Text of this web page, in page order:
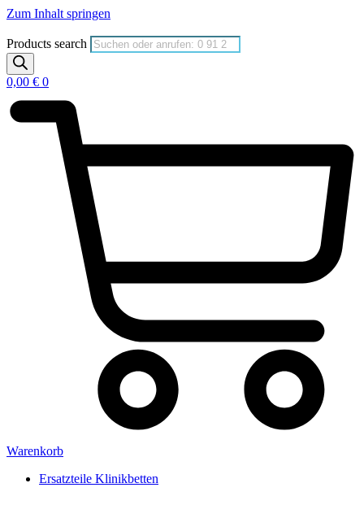
Zum Inhalt springen
Products search
0,00 € 0
Warenkorb
Ersatzteile Klinikbetten